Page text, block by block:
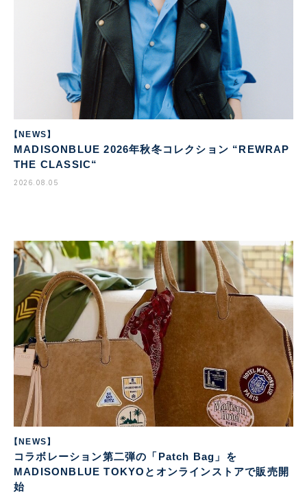
【NEWS】
MADISONBLUE 2026年秋冬コレクション “REWRAP
THE CLASSIC“
2026.08.05
【NEWS】
コラボレーション第二弾の「Patch Bag」を
MADISONBLUE TOKYOとオンラインストアで販売開
始